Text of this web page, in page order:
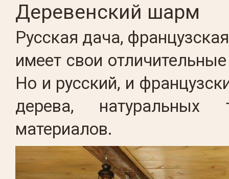
Деревенский шарм
Русская дача,
имеет свои
Но и русский, и
дерева, натуральных
материалов.